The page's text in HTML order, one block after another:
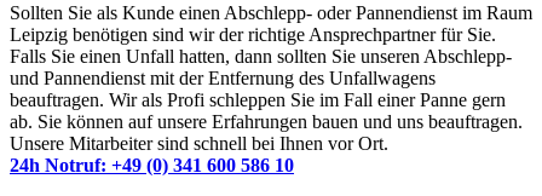
Sollten Sie als Kunde einen Abschlepp- oder Pannendienst im Raum
Leipzig benötigen sind wir der richtige Ansprechpartner für Sie.
Falls Sie einen Unfall hatten, dann sollten Sie unseren Abschlepp-
und Pannendienst mit der Entfernung des Unfallwagens
beauftragen. Wir als Profi schleppen Sie im Fall einer Panne gern
ab. Sie können auf unsere Erfahrungen bauen und uns beauftragen.
Unsere Mitarbeiter sind schnell bei Ihnen vor Ort.
24h Notruf: +49 (0) 341 600 586 10